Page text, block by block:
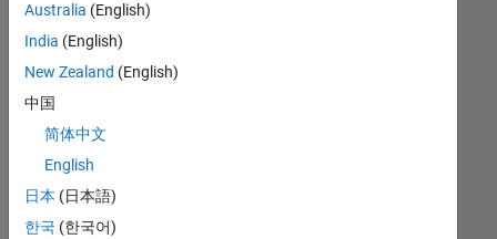
keine
offenen
Stellen
können,
die
Ihren
entsprechen,
werden
Australia (English)
India (English)
New Zealand (English)
中国
简体中文
English
日本 (日本語)
한국 (한국어)